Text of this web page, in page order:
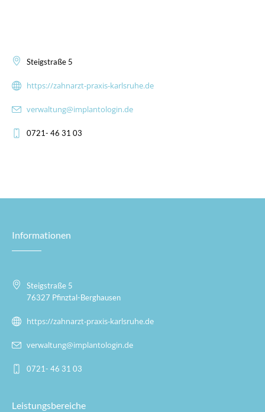
Steigstraße 5
https://zahnarzt-praxis-karlsruhe.de
verwaltung@implantologin.de
0721- 46 31 03
Informationen
Steigstraße 5
76327 Pfinztal-Berghausen
https://zahnarzt-praxis-karlsruhe.de
verwaltung@implantologin.de
0721- 46 31 03
Leistungsbereiche